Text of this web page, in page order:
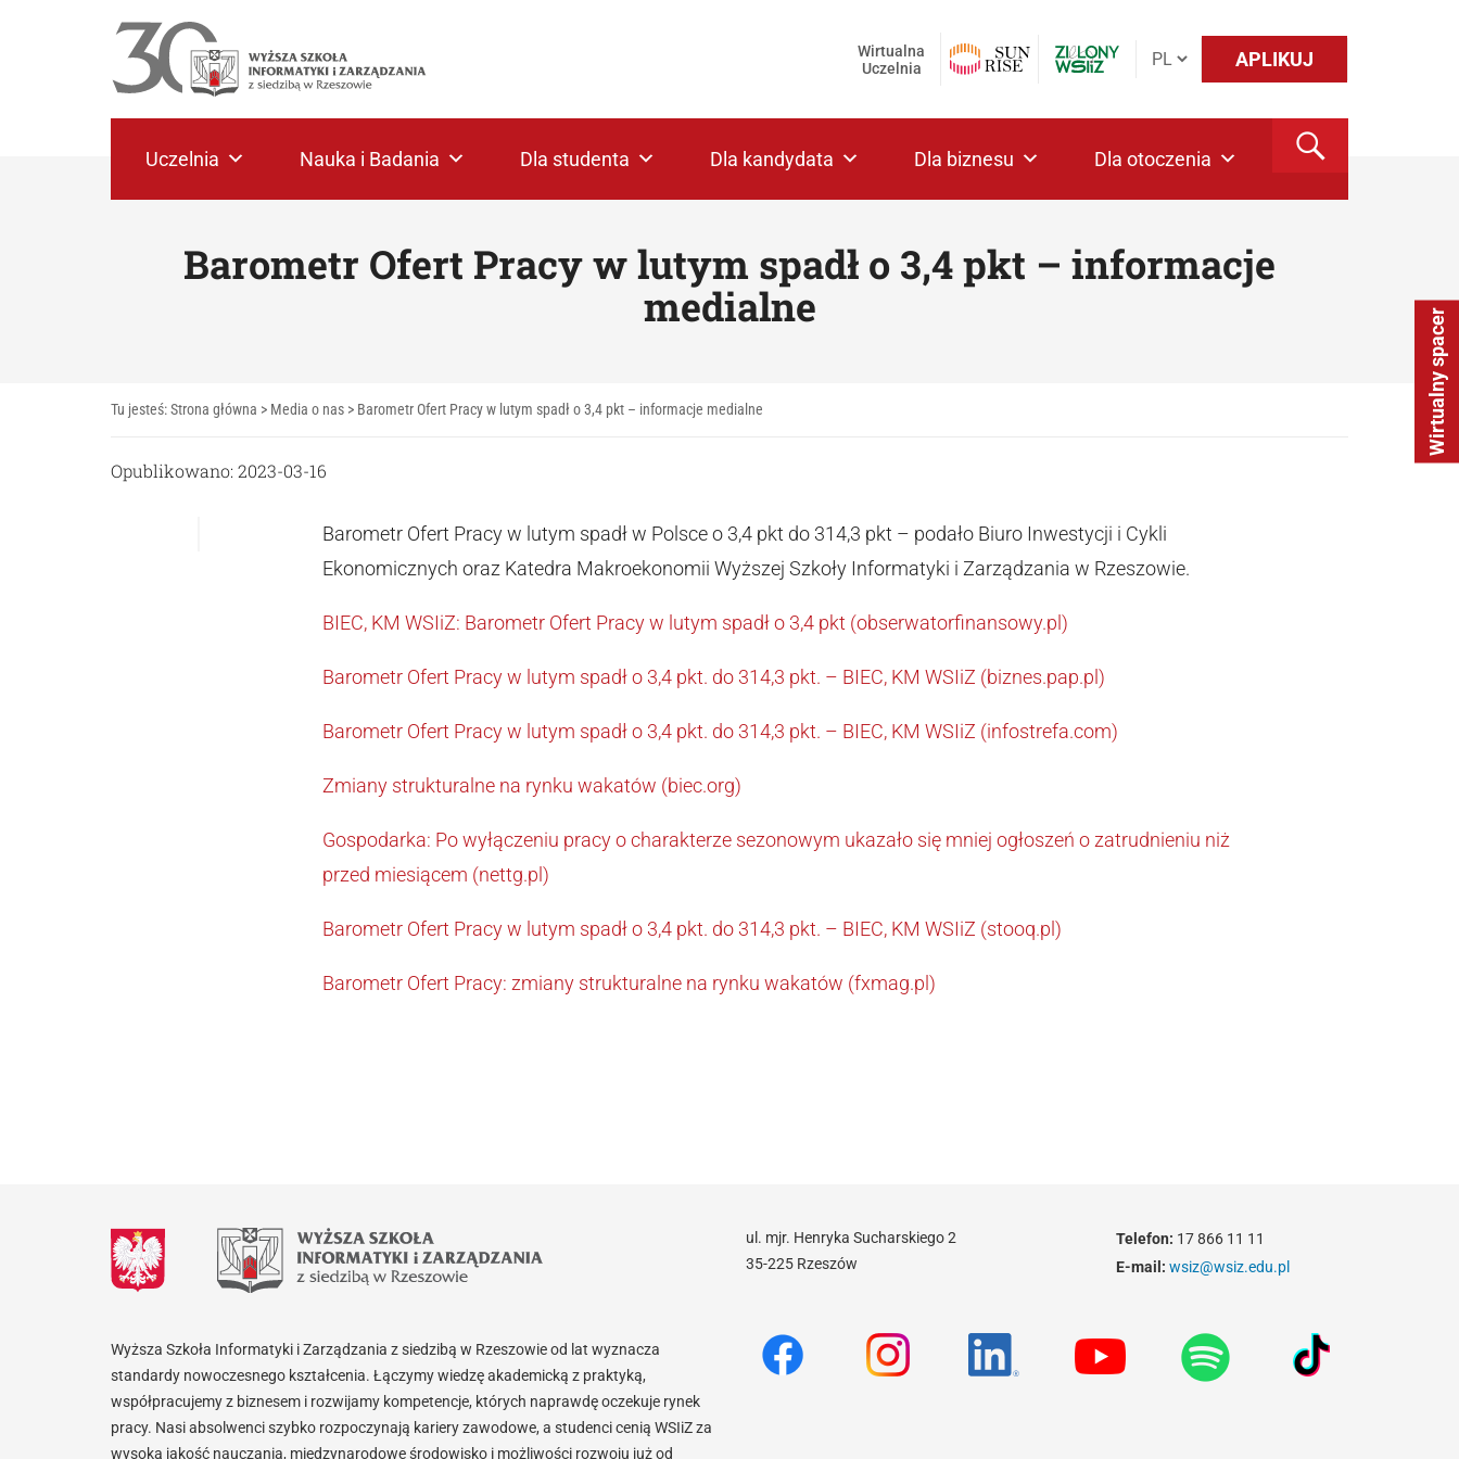
Wirtualny spacer
APLIKUJ
Wirtualna
Uczelnia
Uczelnia Nauka i Badania Dla studenta Dla kandydata Dla biznesu Dla otoczenia
Barometr Ofert Pracy w lutym spadł o 3,4 pkt – informacje
medialne
Tu jesteś:Strona główna > Media o nas > Barometr Ofert Pracy w lutym spadł o 3,4 pkt – informacje medialne
Opublikowano: 2023-03-16
Barometr Ofert Pracy w lutym spadł w Polsce o 3,4 pkt do 314,3 pkt – podało Biuro Inwestycji i Cykli
Ekonomicznych oraz Katedra Makroekonomii Wyższej Szkoły Informatyki i Zarządzania w Rzeszowie.
BIEC, KM WSIiZ: Barometr Ofert Pracy w lutym spadł o 3,4 pkt (obserwatorfinansowy.pl)
Barometr Ofert Pracy w lutym spadł o 3,4 pkt. do 314,3 pkt. – BIEC, KM WSIiZ (biznes.pap.pl)
Barometr Ofert Pracy w lutym spadł o 3,4 pkt. do 314,3 pkt. – BIEC, KM WSIiZ (infostrefa.com)
Zmiany strukturalne na rynku wakatów (biec.org)
Gospodarka: Po wyłączeniu pracy o charakterze sezonowym ukazało się mniej ogłoszeń o zatrudnieniu niż
przed miesiącem (nettg.pl)
Barometr Ofert Pracy w lutym spadł o 3,4 pkt. do 314,3 pkt. – BIEC, KM WSIiZ (stooq.pl)
Barometr Ofert Pracy: zmiany strukturalne na rynku wakatów (fxmag.pl)
Wyższa Szkoła Informatyki i Zarządzania z siedzibą w Rzeszowie od lat wyznacza
standardy nowoczesnego kształcenia. Łączymy wiedzę akademicką z praktyką,
współpracujemy z biznesem i rozwijamy kompetencje, których naprawdę oczekuje rynek
pracy. Nasi absolwenci szybko rozpoczynają kariery zawodowe, a studenci cenią WSIiZ za
wysoką jakość nauczania, międzynarodowe środowisko i możliwości rozwoju już od
ul. mjr. Henryka Sucharskiego 2
35-225 Rzeszów
Telefon: 17 866 11 11
E-mail: wsiz@wsiz.edu.pl